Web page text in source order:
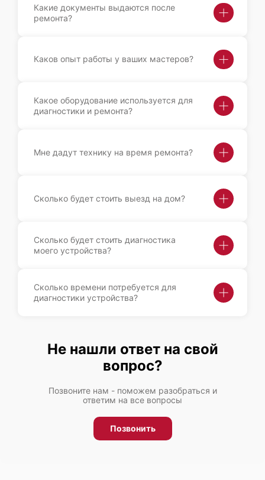
Какие документы выдаются после
ремонта?
Каков опыт работы у ваших мастеров?
Какое оборудование используется для
диагностики и ремонта?
Мне дадут технику на время ремонта?
Сколько будет стоить выезд на дом?
Сколько будет стоить диагностика
моего устройства?
Сколько времени потребуется для
диагностики устройства?
Не нашли ответ на свой
вопрос?
Позвоните нам - поможем разобраться и
ответим на все вопросы
Позвонить